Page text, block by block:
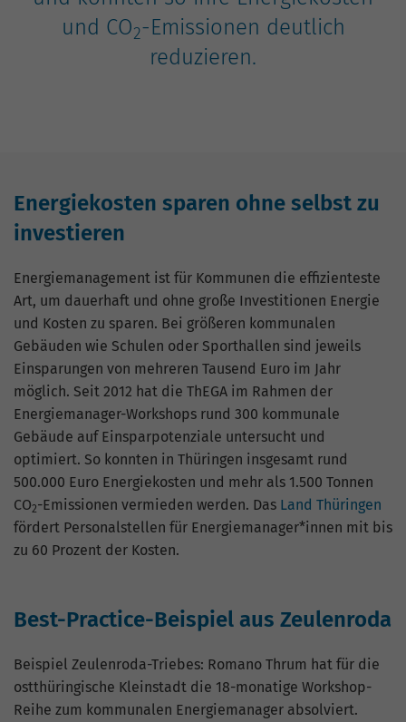
und CO2-Emissionen deutlich
reduzieren.
Energiekosten sparen ohne selbst zu
investieren
Energiemanagement ist für Kommunen die effizienteste
Art, um dauerhaft und ohne große Investitionen Energie
und Kosten zu sparen. Bei größeren kommunalen
Gebäuden wie Schulen oder Sporthallen sind jeweils
Einsparungen von mehreren Tausend Euro im Jahr
möglich. Seit 2012 hat die ThEGA im Rahmen der
Energiemanager-Workshops rund 300 kommunale
Gebäude auf Einsparpotenziale untersucht und
optimiert. So konnten in Thüringen insgesamt rund
500.000 Euro Energiekosten und mehr als 1.500 Tonnen
CO2-Emissionen vermieden werden. Das Land Thüringen
fördert Personalstellen für Energiemanager*innen mit bis
zu 60 Prozent der Kosten.
Best-Practice-Beispiel aus Zeulenroda
Beispiel Zeulenroda-Triebes: Romano Thrum hat für die
ostthüringische Kleinstadt die 18-monatige Workshop-
Reihe zum kommunalen Energiemanager absolviert.
Nutzung der Website für den
Analysebericht der Website zu verfolgen.
Die Cookies speichern Informationen
anonym und weisen eine zufällig
Anbieter Google Analytics
Zweck
installiert. Das Cookie wird verwendet,
um Informationen darüber zu speichern,
wie Besucher eine Website nutzen, und
hilft bei der Erstellung eines
Analyseberichts darüber, wie es der
Website geht. Die erhobenen Daten
umfassen die Anzahl der Besucher, die
Quelle, aus der sie stammen, und die
Seiten in anonymisierter Form.
Name _gat_G-ZN01JG6TS4
Laufzeit 1 Minute
gesetztes Cookie vom Mustertyp, bei dem
das Musterelement auf dem Namen die
eindeutige Identitätsnummer des Kontos